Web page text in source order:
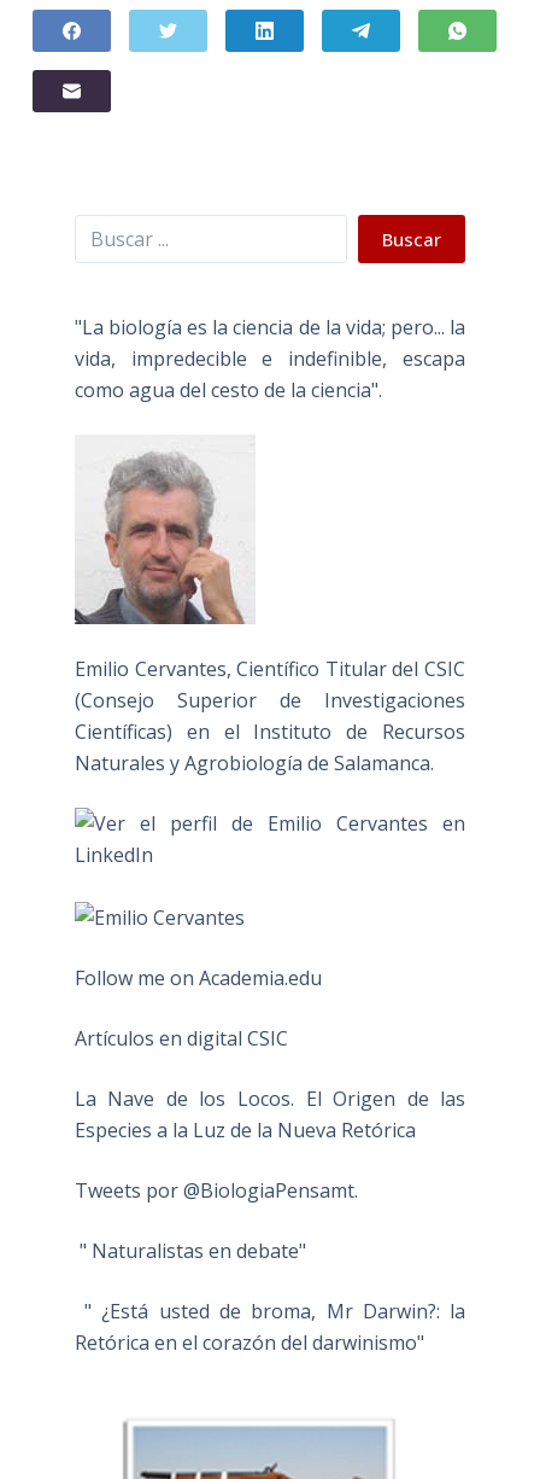
Buscar Buscar
"La biología es la ciencia de la vida; pero... la
vida, impredecible e indefinible, escapa
como agua del cesto de la ciencia".
Emilio Cervantes, Científico Titular del CSIC
(Consejo Superior de Investigaciones
Científicas) en el Instituto de Recursos
Naturales y Agrobiología de Salamanca.
Follow me on Academia.edu
Artículos en digital CSIC
La Nave de los Locos. El Origen de las
Especies a la Luz de la Nueva Retórica
Tweets por @BiologiaPensamt.
" Naturalistas en debate"
" ¿Está usted de broma, Mr Darwin?: la
Retórica en el corazón del darwinismo"